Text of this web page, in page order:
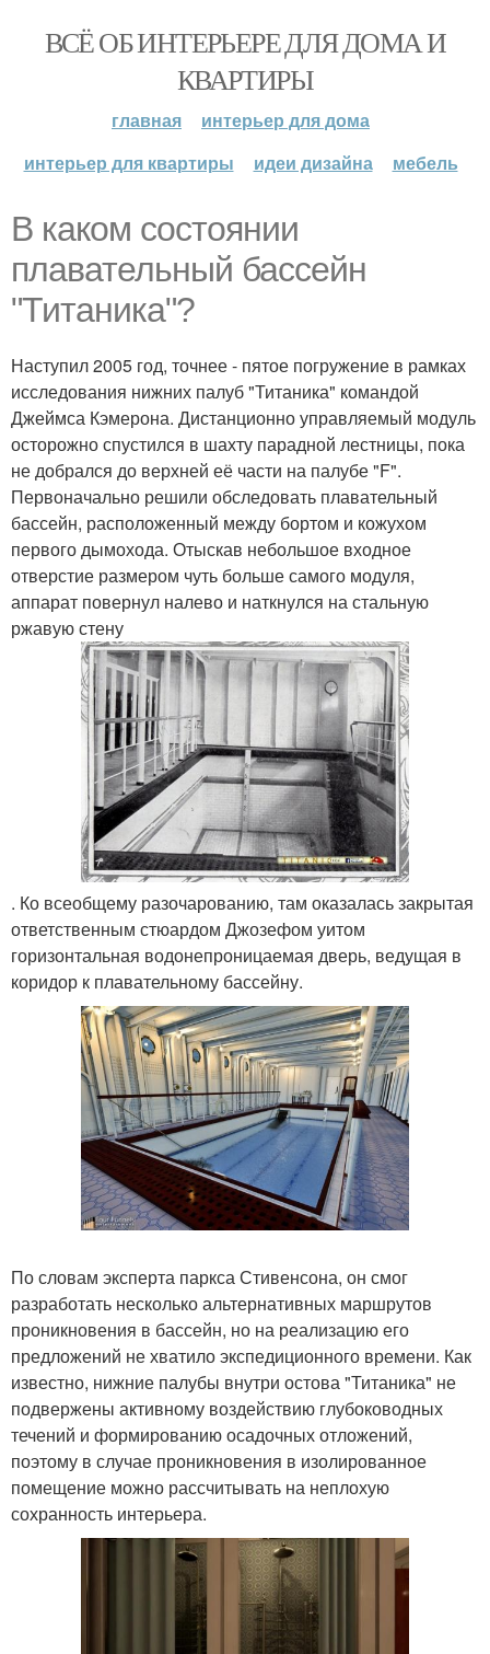
ВСЁ ОБ ИНТЕРЬЕРЕ ДЛЯ ДОМА И
КВАРТИРЫ
главная
интерьер для дома
интерьер для квартиры
идеи дизайна мебель
В каком состоянии
плавательный бассейн
"Титаника"?
Наступил 2005 год, точнее - пятое погружение в рамках
исследования нижних палуб "Титаника" командой
Джеймса Кэмерона. Дистанционно управляемый модуль
осторожно спустился в шахту парадной лестницы, пока
не добрался до верхней её части на палубе "F".
Первоначально решили обследовать плавательный
бассейн, расположенный между бортом и кожухом
первого дымохода. Отыскав небольшое входное
отверстие размером чуть больше самого модуля,
аппарат повернул налево и наткнулся на стальную
ржавую стену
. Ко всеобщему разочарованию, там оказалась закрытая
ответственным стюардом Джозефом уитом
горизонтальная водонепроницаемая дверь, ведущая в
коридор к плавательному бассейну.
По словам эксперта паркса Стивенсона, он смог
разработать несколько альтернативных маршрутов
проникновения в бассейн, но на реализацию его
предложений не хватило экспедиционного времени. Как
известно, нижние палубы внутри остова "Титаника" не
подвержены активному воздействию глубоководных
течений и формированию осадочных отложений,
поэтому в случае проникновения в изолированное
помещение можно рассчитывать на неплохую
сохранность интерьера.